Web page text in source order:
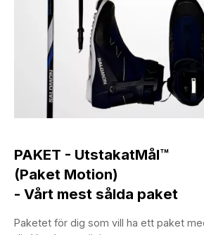
PAKET - UtstakatMål™
(Paket Motion)
- Vårt mest sålda paket
Paketet för dig som vill ha ett paket